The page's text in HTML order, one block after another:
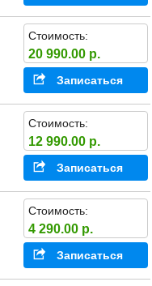
Стоимость:
20 990.00 р.
Записаться
Стоимость:
12 990.00 р.
Записаться
Стоимость:
4 290.00 р.
Записаться